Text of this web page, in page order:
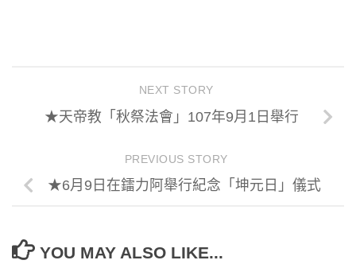
NEXT STORY
★天帝教「秋祭法會」107年9月1日舉行
PREVIOUS STORY
★6月9日在鐳力阿舉行紀念「坤元日」儀式
YOU MAY ALSO LIKE...